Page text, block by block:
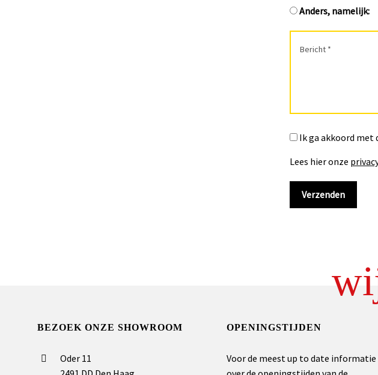
Anders, namelijk:
Ik ga akkoord met
Lees hier onze
BEZOEK ONZE SHOWROOM
Oder 11
OPENINGSTIJDEN
Voor de meest up to date informatie